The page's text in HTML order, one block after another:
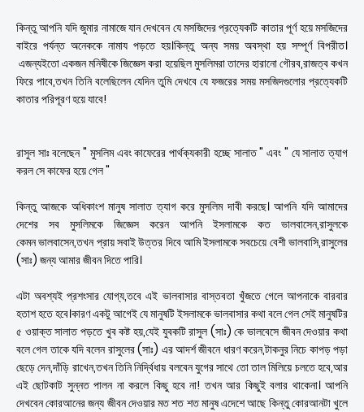
কিন্তু আপনি যদি জুমার নামাজে যান দেখবেন যে মসজিদের প্রত্যেকটি কাতার পূর্ণ হয়ে মসজিদের
বাইরে পর্যন্ত অনেককে নামায পড়তে হয়।কিন্তু অন্য সময় অবস্থা হয় সম্পূর্ণ বিপরীত।
এজন্যইতো একজন মনিষীকে জিজ্ঞেস করা হয়েছিল মুসলিমরা তাদের হারানো গৌরব,রাজত্ব কখন
ফিরে পাবে,তখন তিনি বলেছিলেন যেদিন তুমি দেখবে যে ফজরের সময় মসজিদগুলোর প্রত্যেকটি
কাতার পরিপূরণ হয়ে যাবে!
রাসুল সাঃ বলেছেন " মুসলিম এবং কাফেরের পার্থক্যকারী হচ্ছে সালাত " এবং " যে সালাত ত্যাগ
করল সে কাফের হয়ে গেল "
কিন্তু আজকে অধিকাংশ মানুষ সালাত ত্যাগ করে মুসলিম দাবী করছে। আপনি যদি আমাদের
দেশের সব মুসলিমকে জিজ্ঞেস করেন আপনি ইসলামকে কত ভালবাসেন,রাসুলকে
কেমন ভালবাসেন,তখন প্রায় সবাই উত্তর দিবে আমি ইসলামকে সবচেয়ে বেশী ভালবাসি,রাসুলের
(সাঃ) জন্য আমার জীবন দিতে পারি।
এটা অবশ্যই প্রশংসার যোগ্য,তবে এই ভালবাসার বাস্তবতা খুঁজতে গেলে আপনাকে বারবার
হতাশ হতে হবে।কারণ একটু আগেই যে মানুষটি ইসলামকে ভালবাসার কথা বলে গেল সেই মানুষটির
৫ ওয়াক্ত সালাত পড়তে খুব কষ্ট হয়,যেই যুবকটি রাসুল (সাঃ) কে ভালবেসে জীবন দেওয়ার কথা
বলে গেল তাকে যদি বলেন রাসুলের (সাঃ) এর আদর্শ জীবনে ধারণ করেন,টাকনুর নিচে কাপড় পড়া
ছেড়ে দেন,দাঁড়ি রাখেন,তখন তিনি নির্দ্বিধায় বলবেন যুগের সাথে তো তাল মিলিয়ে চলতে হবে,আর
এই ছোটকাট সুন্নত পালন না করলে কিছু হবে না! তখন আর কিছুই বলার থাকেনা। আপনি
দেখবেন কোরআনের জন্য জীবন দেওয়ার মত শত শত মানুষ এদেশে আছে কিন্তু কোরআনটা খুলে